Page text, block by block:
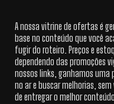
A nossa vitrine de ofertas é
base no conteúdo que você
fugir do roteiro. Preços e
dependendo das promoções
nossos links, ganhamos uma
no ar e buscar melhorias,
de entregar o melhor